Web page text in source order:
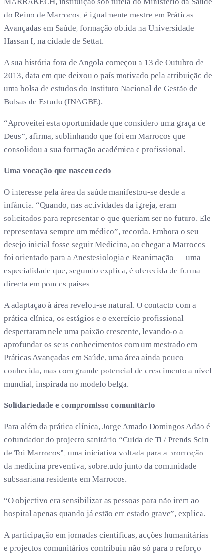
do Reino de Marrocos, é igualmente mestre em Práticas
Avançadas em Saúde, formação obtida na Universidade
Hassan I, na cidade de Settat.
A sua história fora de Angola começou a 13 de Outubro de
2013, data em que deixou o país motivado pela atribuição de
uma bolsa de estudos do Instituto Nacional de Gestão de
Bolsas de Estudo (INAGBE).
“Aproveitei esta oportunidade que considero uma graça de
Deus”, afirma, sublinhando que foi em Marrocos que
consolidou a sua formação académica e profissional.
Uma vocação que nasceu cedo
O interesse pela área da saúde manifestou-se desde a
infância. “Quando, nas actividades da igreja, eram
solicitados para representar o que queriam ser no futuro. Ele
representava sempre um médico”, recorda. Embora o seu
desejo inicial fosse seguir Medicina, ao chegar a Marrocos
foi orientado para a Anestesiologia e Reanimação — uma
especialidade que, segundo explica, é oferecida de forma
directa em poucos países.
A adaptação à área revelou-se natural. O contacto com a
prática clínica, os estágios e o exercício profissional
despertaram nele uma paixão crescente, levando-o a
aprofundar os seus conhecimentos com um mestrado em
Práticas Avançadas em Saúde, uma área ainda pouco
conhecida, mas com grande potencial de crescimento a nível
mundial, inspirada no modelo belga.
Solidariedade e compromisso comunitário
Para além da prática clínica, Jorge Amado Domingos Adão é
cofundador do projecto sanitário “Cuida de Ti / Prends Soin
de Toi Marrocos”, uma iniciativa voltada para a promoção
da medicina preventiva, sobretudo junto da comunidade
subsaariana residente em Marrocos.
“O objectivo era sensibilizar as pessoas para não irem ao
hospital apenas quando já estão em estado grave”, explica.
A participação em jornadas científicas, acções humanitárias
e projectos comunitários contribuiu não só para o reforço